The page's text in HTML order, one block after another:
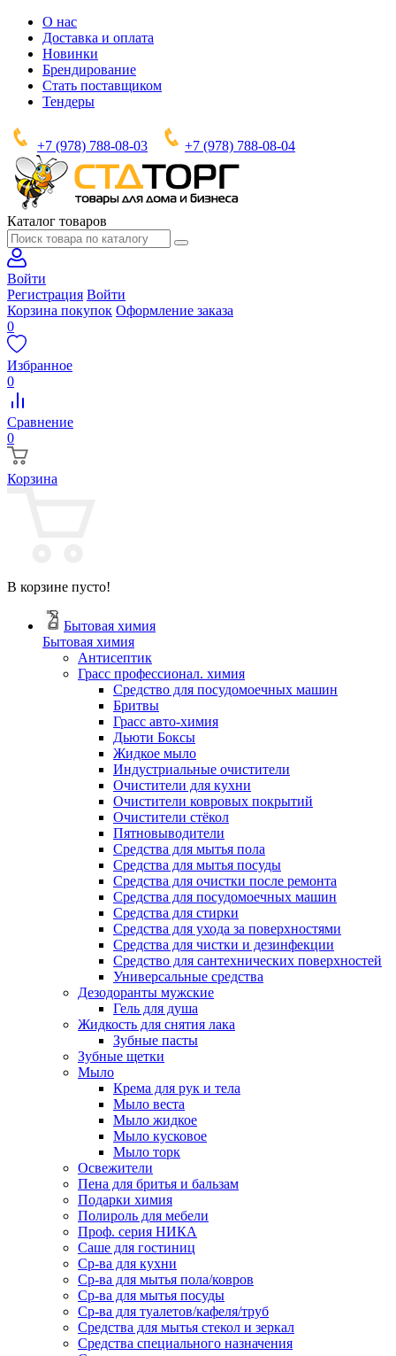
О нас
Доставка и оплата
Новинки
Брендирование
Стать поставщиком
Тендеры
+7 (978) 788-08-03 +7 (978) 788-08-04
Каталог товаров
Войти
Регистрация Войти
Корзина покупок Оформление заказа
0
Избранное
0
Сравнение
0
Корзина
В корзине пусто!
Бытовая химия
Бытовая химия
Антисептик
Грасс профессионал. химия
Cредство для посудомоечных машин
Бритвы
Грасс авто-химия
Дьюти Боксы
Жидкое мыло
Индустриальные очистители
Очистители для кухни
Очистители ковровых покрытий
Очистители стёкол
Пятновыводители
Средства для мытья пола
Средства для мытья посуды
Средства для очистки после ремонта
Средства для посудомоечных машин
Средства для стирки
Средства для ухода за поверхностями
Средства для чистки и дезинфекции
Средство для сантехнических поверхностей
Универсальные средства
Дезодоранты мужские
Гель для душа
Жидкость для снятия лака
Зубные пасты
Зубные щетки
Мыло
Крема для рук и тела
Мыло веста
Мыло жидкое
Мыло кусковое
Мыло торк
Освежители
Пена для бритья и бальзам
Подарки химия
Полироль для мебели
Проф. серия НИКА
Саше для гостиниц
Ср-ва для кухни
Ср-ва для мытья пола/ковров
Ср-ва для мытья посуды
Ср-ва для туалетов/кафеля/труб
Средства для мытья стекол и зеркал
Средства специального назначения